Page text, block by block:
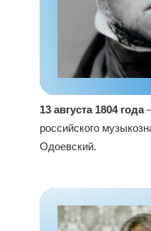
13 августа 1804 года
российского
Одоевский.